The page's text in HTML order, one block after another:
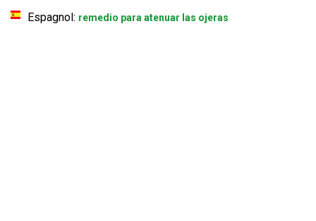
Espagnol: remedio para atenuar las ojeras